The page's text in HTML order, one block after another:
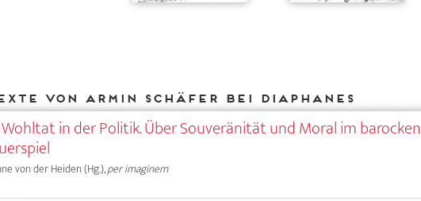
von Armin Schäfer bei DIAPHANES
in der Politik. Über Souveränität und Moral im barocken
von der Heiden (Hg.),per imaginem